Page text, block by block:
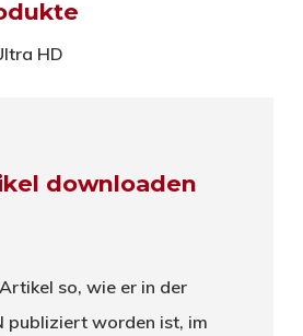
HD
downloaden
so, wie er in der
publiziert worden ist, im